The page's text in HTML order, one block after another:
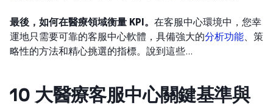
最後，如何在醫療領域衡量 KPI。 在客服中心環境中，您幸
運地只需要可靠的客服中心軟體，具備強大的分析功能、策
略性的方法和精心挑選的指標。說到這些…
10 大醫療客服中心關鍵基準與